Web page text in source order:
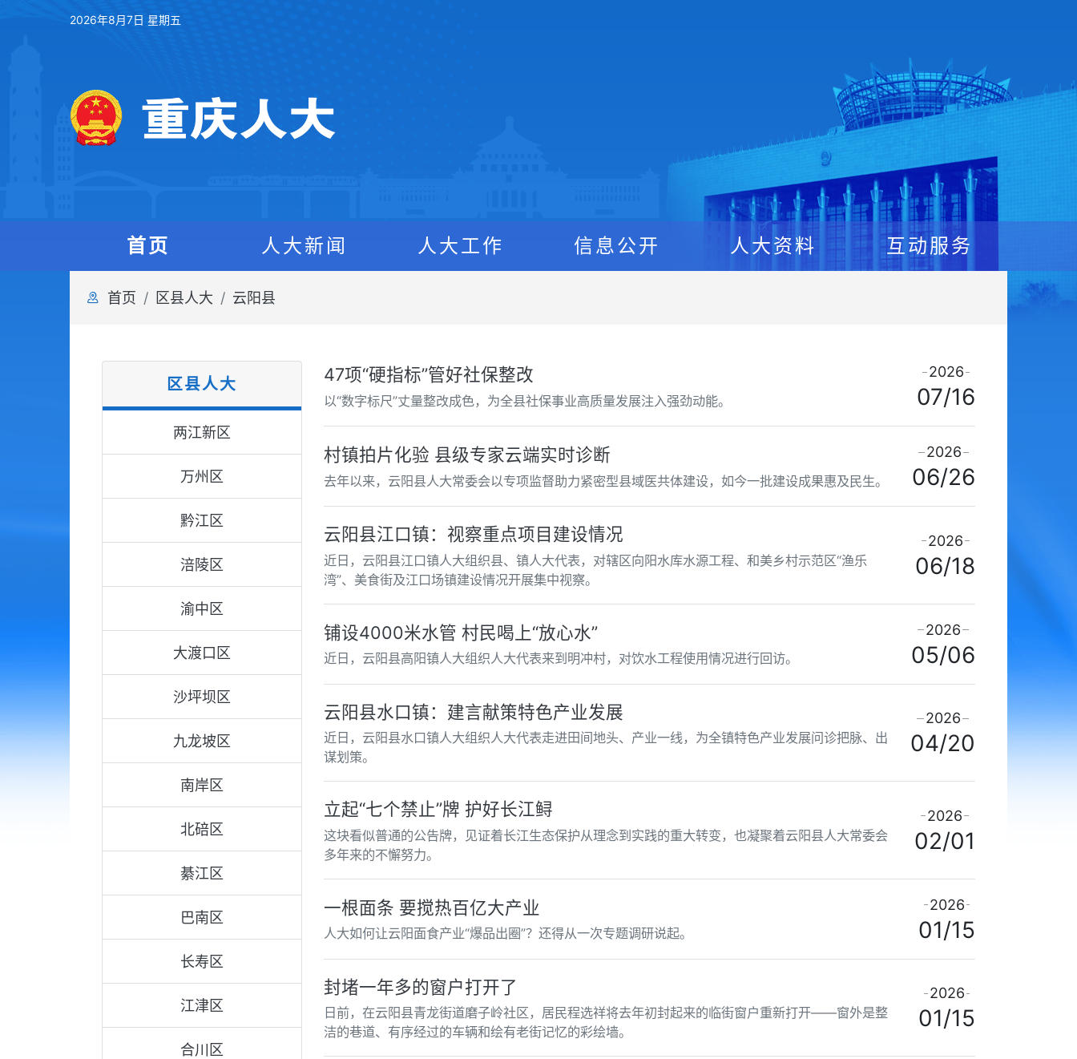
2026年8月7日 星期五
首页 人大新闻 人大工作 信息公开 人大资料 互动服务
首页 区县人大 云阳县
区县人大
两江新区
万州区
黔江区
涪陵区
渝中区
大渡口区
沙坪坝区
九龙坡区
南岸区
北碚区
綦江区
巴南区
长寿区
江津区
合川区
47项“硬指标”管好社保整改
以“数字标尺”丈量整改成色，为全县社保事业高质量发展注入强劲动能。
2026
07/16
村镇拍片化验 县级专家云端实时诊断
去年以来，云阳县人大常委会以专项监督助力紧密型县域医共体建设，如今一批建设成果惠及民生。
2026
06/26
云阳县江口镇：视察重点项目建设情况
近日，云阳县江口镇人大组织县、镇人大代表，对辖区向阳水库水源工程、和美乡村示范区“渔乐
湾”、美食街及江口场镇建设情况开展集中视察。
2026
06/18
铺设4000米水管 村民喝上“放心水”
近日，云阳县高阳镇人大组织人大代表来到明冲村，对饮水工程使用情况进行回访。
2026
05/06
云阳县水口镇：建言献策特色产业发展
近日，云阳县水口镇人大组织人大代表走进田间地头、产业一线，为全镇特色产业发展问诊把脉、出
谋划策。
2026
04/20
立起“七个禁止”牌 护好长江鲟
这块看似普通的公告牌，见证着长江生态保护从理念到实践的重大转变，也凝聚着云阳县人大常委会
多年来的不懈努力。
2026
02/01
一根面条 要搅热百亿大产业
人大如何让云阳面食产业“爆品出圈”？还得从一次专题调研说起。
2026
01/15
封堵一年多的窗户打开了
日前，在云阳县青龙街道磨子岭社区，居民程选祥将去年初封起来的临街窗户重新打开——窗外是整
洁的巷道、有序经过的车辆和绘有老街记忆的彩绘墙。
2026
01/15